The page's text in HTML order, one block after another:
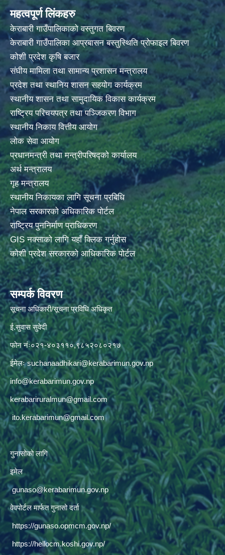
महत्वपूर्ण लिंकहरु
केराबारी गाउँपालिकाको वस्तुगत बिवरण
केराबारी गाउँपालिका आप्रबासन बस्तुस्थिति प्रोफाइल बिवरण
कोशी प्रदेश कृषि बजार
संघीय मामिला तथा सामान्य प्रशासन मन्त्रालय
प्रदेश तथा स्थानिय शासन सहयोग कार्यक्रम
स्थानीय शासन तथा सामुदायिक विकास कार्यक्रम
राष्ट्रिय परिचयपत्र तथा पञ्जिकरण विभाग
स्थानीय निकाय वित्तीय आयोग
लोक सेवा आयोग
प्रधानमन्त्री तथा मन्त्रीपरिषद्को कार्यालय
अर्थ मन्त्रालय
गृह मन्त्रालय
स्थानीय निकायका लागि सूचना प्रबिधि
नेपाल सरकारको अधिकारिक पोर्टल
राष्ट्रिय पुननिर्माण प्राधिकरण
GIS नक्साको लागि यहाँ क्लिक गर्नुहोस
कोशी प्रदेश सरकारको आधिकारिक पोर्टल
सम्पर्क विवरण
सूचना अधिकारी/सूचना प्रविधि अधिकृत
ई.सुवास सुवेदी
फोन नंः०२१-४०३११०,९८५२०८०२१७
ईमेलःsuchanaadhikari@kerabarimun.gov.np
info@kerabarimun.gov.np
kerabariruralmun@gmail.com
ito.kerabarimun@gmail.com
गुनासोको लागि
इमेल
gunaso@kerabarimun.gov.np
वेवपोर्टल मार्फत गुनासो दर्ता
https://gunaso.opmcm.gov.np/
https://hellocm.koshi.gov.np/